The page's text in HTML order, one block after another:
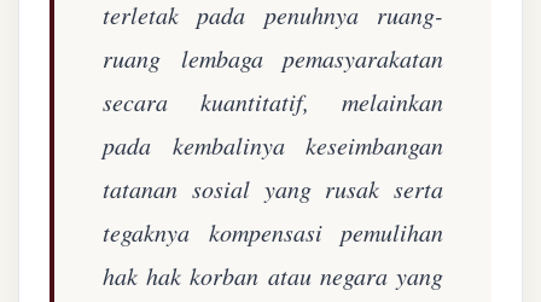
terletak pada penuhnya ruang-
ruang lembaga pemasyarakatan
secara kuantitatif, melainkan
pada kembalinya keseimbangan
tatanan sosial yang rusak serta
tegaknya kompensasi pemulihan
hak hak korban atau negara yang